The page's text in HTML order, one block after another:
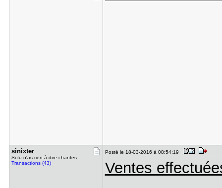
sinixter
Si tu n'as rien à dire chantes
Transactions (43)
Posté le 18-03-2016 à 08:54:19
Ventes